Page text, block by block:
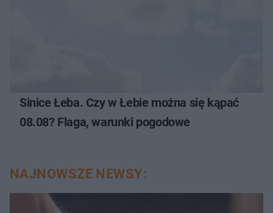
Sinice Łeba. Czy w Łebie można się kąpać
08.08? Flaga, warunki pogodowe
NAJNOWSZE NEWSY: